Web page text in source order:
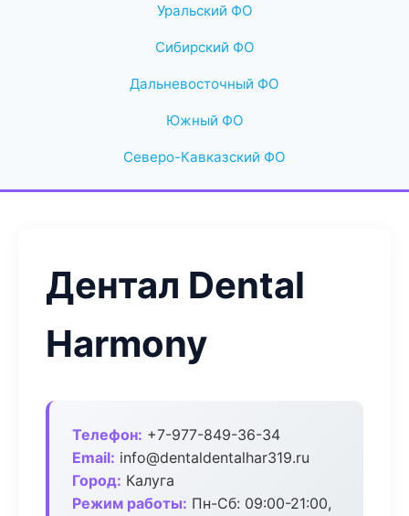
Уральский ФО
Сибирский ФО
Дальневосточный ФО
Южный ФО
Северо-Кавказский ФО
Дентал Dental
Harmony
Телефон: +7-977-849-36-34
Email: info@dentaldentalhar319.ru
Город: Калуга
Режим работы: Пн-Сб: 09:00-21:00,